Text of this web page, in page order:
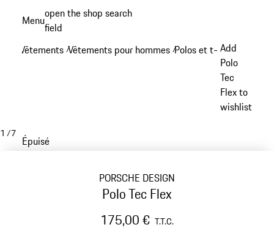
principal
Menuopen the shop search
field
Vêtements /Vêtements pour hommes /Polos et t-shirts
Add
Polo
Tec
Flex to
wishlist
1 /7
Épuisé
PORSCHE DESIGN
Polo Tec Flex
175,00 € T.T.C.